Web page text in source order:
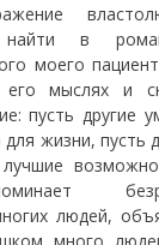
в
моего
мыслях и
пусть другие
жизни, пусть
людей,